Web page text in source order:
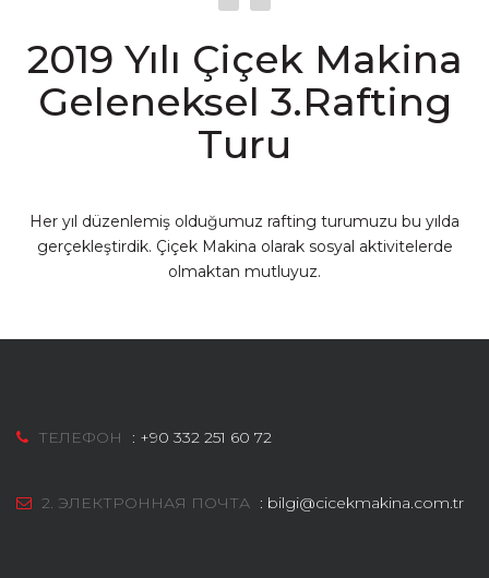
2019 Yılı Çiçek Makina
Geleneksel 3.Rafting
Turu
Her yıl düzenlemiş olduğumuz rafting turumuzu bu yılda
gerçekleştirdik. Çiçek Makina olarak sosyal aktivitelerde
olmaktan mutluyuz.
ТЕЛЕФОН : +90 332 251 60 72
2. ЭЛЕКТРОННАЯ ПОЧТА : bilgi@cicekmakina.com.tr